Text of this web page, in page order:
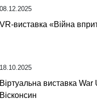
08.12.2025
VR-виставка «Війна
18.10.2025
Віртуальна виставка War
Вісконсин